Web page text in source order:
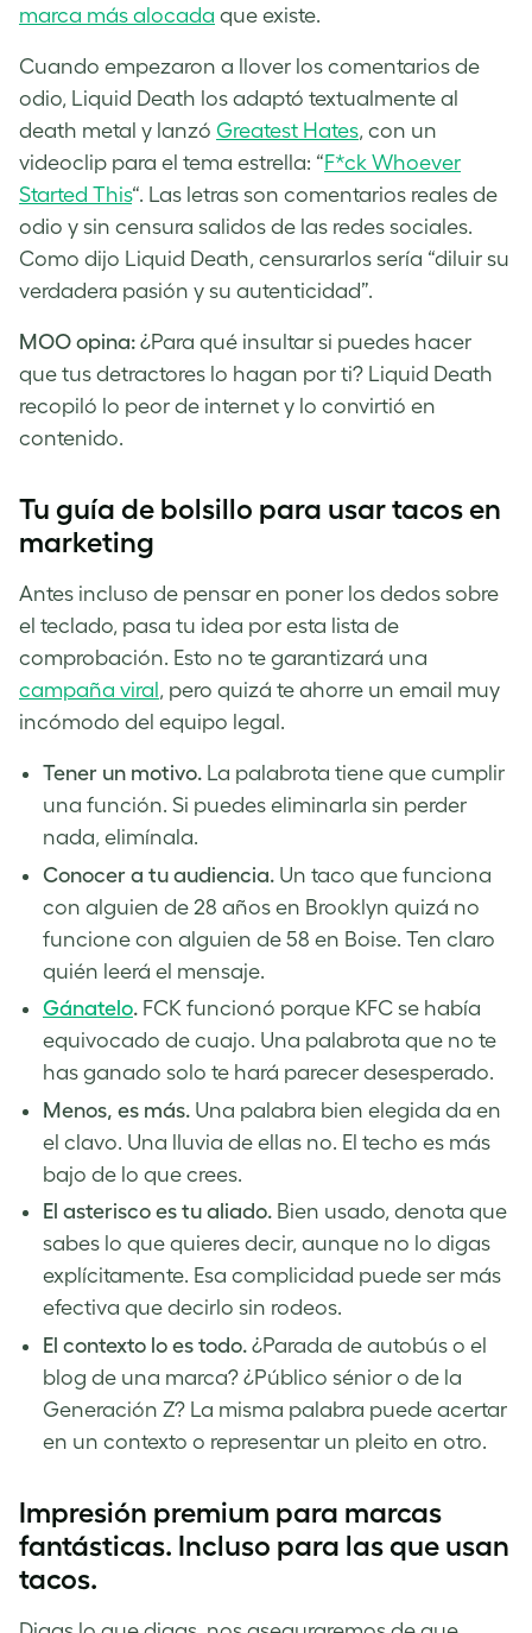
marca más alocada que existe.
Cuando empezaron a llover los comentarios de
odio, Liquid Death los adaptó textualmente al
death metal y lanzó Greatest Hates, con un
videoclip para el tema estrella: “F*ck Whoever
Started This“. Las letras son comentarios reales de
odio y sin censura salidos de las redes sociales.
Como dijo Liquid Death, censurarlos sería “diluir su
verdadera pasión y su autenticidad”.
MOO opina: ¿Para qué insultar si puedes hacer
que tus detractores lo hagan por ti? Liquid Death
recopiló lo peor de internet y lo convirtió en
contenido.
Tu guía de bolsillo para usar tacos en
marketing
Antes incluso de pensar en poner los dedos sobre
el teclado, pasa tu idea por esta lista de
comprobación. Esto no te garantizará una
campaña viral , pero quizá te ahorre un email muy
incómodo del equipo legal.
Tener un motivo. La palabrota tiene que cumplir
una función. Si puedes eliminarla sin perder
nada, elimínala.
Conocer a tu audiencia. Un taco que funciona
con alguien de 28 años en Brooklyn quizá no
funcione con alguien de 58 en Boise. Ten claro
quién leerá el mensaje.
Gánatelo. FCK funcionó porque KFC se había
equivocado de cuajo. Una palabrota que no te
has ganado solo te hará parecer desesperado.
Menos, es más. Una palabra bien elegida da en
el clavo. Una lluvia de ellas no. El techo es más
bajo de lo que crees.
El asterisco es tu aliado. Bien usado, denota que
sabes lo que quieres decir, aunque no lo digas
explícitamente. Esa complicidad puede ser más
efectiva que decirlo sin rodeos.
El contexto lo es todo. ¿Parada de autobús o el
blog de una marca? ¿Público sénior o de la
Generación Z? La misma palabra puede acertar
en un contexto o representar un pleito en otro.
Impresión premium para marcas
fantásticas. Incluso para las que usan
tacos.